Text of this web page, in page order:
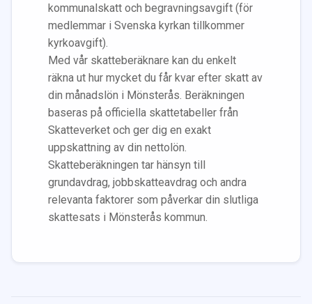
kommunalskatt och begravningsavgift (för
medlemmar i Svenska kyrkan tillkommer
kyrkoavgift).
Med vår skatteberäknare kan du enkelt
räkna ut hur mycket du får kvar efter skatt av
din månadslön i Mönsterås . Beräkningen
baseras på officiella skattetabeller från
Skatteverket och ger dig en exakt
uppskattning av din nettolön.
Skatteberäkningen tar hänsyn till
grundavdrag, jobbskatteavdrag och andra
relevanta faktorer som påverkar din slutliga
skattesats i Mönsterås kommun.